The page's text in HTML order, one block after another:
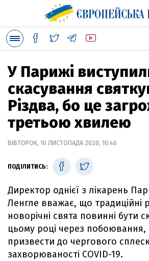
У Парижі
скасування
Різдва, бо це
третьою хвилею
ВІВТОРОК, 10 ЛИСТОПАДА 2020, 10:46
ПОДІЛИТИСЬ:
Директор однієї з лікарень
Ленгле вважає, що традиційні
новорічні свята повинні бути
цьому році через
призвести до чергового
захворюваності COVID-19.